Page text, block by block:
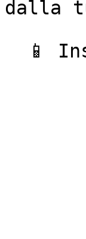
dalla